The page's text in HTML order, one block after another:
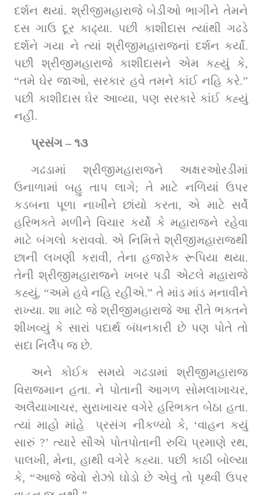
દર્શન થયાં. શ્રીજીમહારાજે બેડીઓ ભાગીને તેમને
દસ ગાઉ દૂર કાઢ્યા. પછી કાશીદાસ ત્‍યાંથી ગઢડે
દર્શને ગયા ને ત્‍યાં શ્રીજીમહારાજનાં દર્શન કર્યાં.
પછી શ્રીજીમહારાજે કાશીદાસને એમ કહ્યું કે,
“તમે ઘેર જાઓ, સરકાર હવે તમને કાંઈ નહિ કરે.”
પછી કાશીદાસ ઘેર આવ્યા, પણ સરકારે કાંઈ કહ્યું
નહીં.
પ્રસંગ – ૧૩
ગઢડામાં શ્રીજીમહારાજને અક્ષરઓરડીમાં
ઉનાળામાં બહુ તાપ લાગે; તે માટે નળિયાં ઉપર
કડબના પૂળા નાખીને છાંયો કરતા, એ માટે સર્વે
હરિભક્તે મળીને વિચાર કર્યો કે મહારાજને રહેવા
માટે બંગલો કરાવવો. એ નિમિત્તે શ્રીજીમહારાજથી
છાની લખણી કરાવી, તેના હજારેક રૂપિયા થયા.
તેની શ્રીજીમહારાજને ખબર પડી એટલે મહારાજે
કહ્યું, “અમે હવે નહિ રહીએ.” તે માંડ માંડ મનાવીને
રાખ્‍યા. શા માટે જે શ્રીજીમહારાજે આ રીતે ભક્તને
શીખવ્યું કે સારાં પદાર્થ બંધનકારી છે પણ પોતે તો
સદા નિર્લેપ જ છે.
અને કોઈક સમયે ગઢડામાં શ્રીજીમહારાજ
વિરાજમાન હતા. ને પોતાની આગળ સોમલાખાચર,
અલૈયાખાચર, સુરાખાચર વગેરે હરિભક્ત બેઠા હતા.
ત્‍યાં માહો માંહે  પ્રસંગ નીકળ્‍યો કે, ‘વાહન કયું
સારું ?’ ત્‍યારે સૌએ પોતપોતાની રુચિ પ્રમાણે રથ,
પાલખી, મેના, હાથી વગેરે કહ્યા. પછી કાઠી બોલ્‍યા
કે, “આજે જેવો રોઝો ઘોડો છે એવું તો પૃથ્‍વી ઉપર